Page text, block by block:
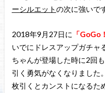
ーシルエットの次に強いで
2018年9月27日に 「GoGo
いでにドレスアップガチャ
ちゃんが登場した時に2回
引く勇気がなくなりました
枚引くとカンストになるた